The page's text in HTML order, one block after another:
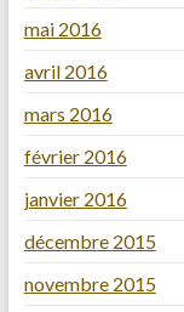
mai 2016
avril 2016
mars 2016
février 2016
janvier 2016
décembre 2015
novembre 2015